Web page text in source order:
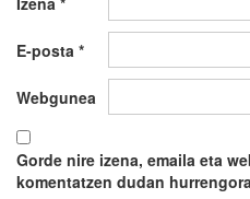
E-posta *
Webgunea
Gorde nire izena, emaila eta
komentatzen dudan